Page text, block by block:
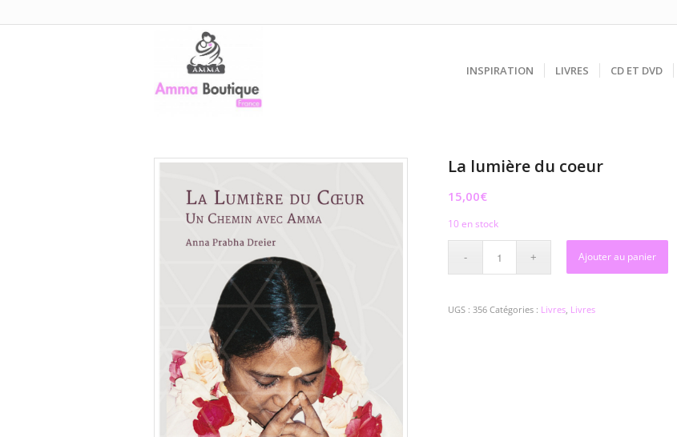
INSPIRATION LIVRES CD ET DVD
La lumière du coeur
15,00€
10 en stock
Ajouter au panier
UGS : 356 Catégories : Livres, Livres